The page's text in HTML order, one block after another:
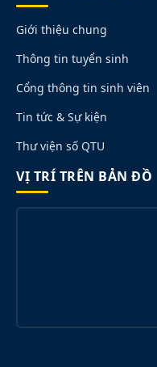
Giới thiệu chung
Thông tin tuyển sinh
Cổng thông tin sinh viên
Tin tức & Sự kiện
Thư viện số QTU
VỊ TRÍ TRÊN BẢN ĐỒ